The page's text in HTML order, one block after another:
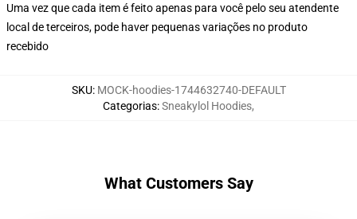
Uma vez que cada item é feito apenas para você pelo seu atendente
local de terceiros, pode haver pequenas variações no produto
recebido
SKU: MOCK-hoodies-1744632740-DEFAULT
Categorias:Sneakylol Hoodies,
What Customers Say